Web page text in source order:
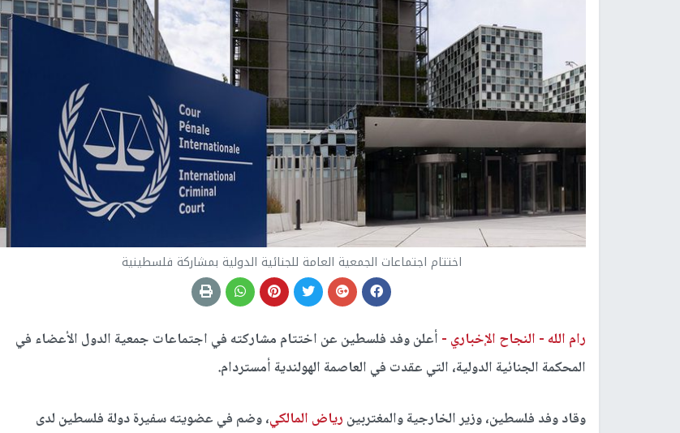
اختتام اجتماعات الجمعية العامة للجنائية الدولية بمشاركة فلسطينية
رام الله - النجاح الإخباري - أعلن وفد فلسطين عن اختتام مشاركته في اجتماعات جمعية الدول الأعضاء في
المحكمة الجنائية الدولية، التي عقدت في العاصمة الهولندية أمستردام.
وقاد وفد فلسطين، وزير الخارجية والمغتربين رياض المالكي، وضم في عضويته سفيرة دولة فلسطين لدى